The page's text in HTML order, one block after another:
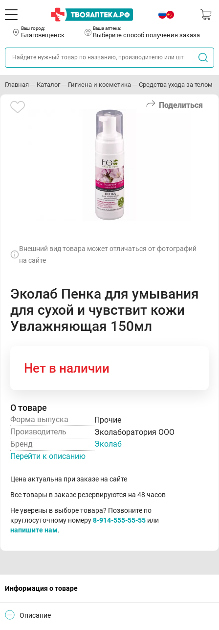
Ваш город:
Благовещенск
Ваша аптека:
Выберите способ получения заказа
Главная Каталог Гигиена и косметика Средства ухода за телом
Поделиться
Внешний вид товара может отличаться от фотографий
на сайте
Эколаб Пенка для умывания
для сухой и чувствит кожи
Увлажняющая 150мл
Нет в наличии
О товаре
Форма выпуска
Прочие
Производитель
Эколаборатория ООО
Бренд
Эколаб
Перейти к описанию
Цена актуальна при заказе на сайте
Все товары в заказе резервируются на 48 часов
Не уверены в выборе товара? Позвоните по
круглосуточному номеру8-914-555-55-55 или
напишите нам.
Информация о товаре
Описание